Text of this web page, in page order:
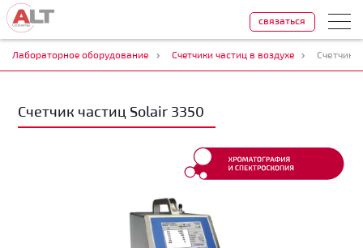
связаться
Лабораторное оборудование Счетчики частиц в воздухе Счетчик
Счетчик частиц Solair 3350